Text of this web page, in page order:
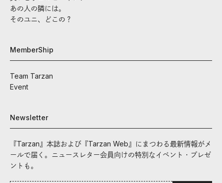
あの人の隣には。
そのユニ、どこの？
MemberShip
Team Tarzan
Event
Newsletter
『Tarzan』本誌および『Tarzan Web』にまつわる最新情報がメ
ールで届く。ニュースレター会員向けの特別なイベント・プレゼ
ントも。